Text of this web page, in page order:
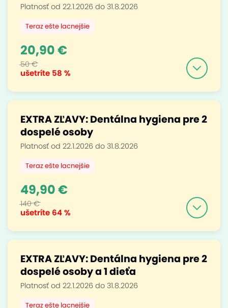
Platnosť od 22.1.2026 do 31.8.2026
Teraz ešte lacnejšie
ušetríte 58 %
20,90 €
50 €
EXTRA ZĽAVY: Dentálna hygiena pre 2
dospelé osoby
Platnosť od 22.1.2026 do 31.8.2026
Teraz ešte lacnejšie
ušetríte 64 %
49,90 €
140 €
EXTRA ZĽAVY: Dentálna hygiena pre 2
dospelé osoby a 1 dieťa
Platnosť od 22.1.2026 do 31.8.2026
Teraz ešte lacnejšie